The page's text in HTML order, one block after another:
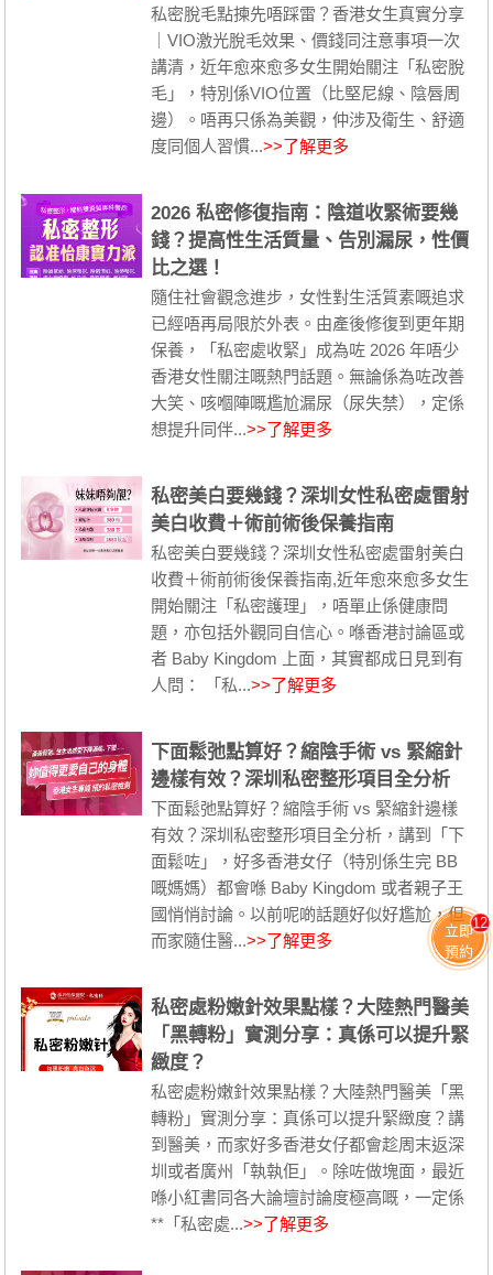
私密脫毛點揀先唔踩雷？香港女生真實分享
｜VIO激光脫毛效果、價錢同注意事項一次
講清，近年愈來愈多女生開始關注「私密脫
毛」，特別係VIO位置（比堅尼線、陰唇周
邊）。唔再只係為美觀，仲涉及衛生、舒適
度同個人習慣...>>了解更多
2026 私密修復指南：陰道收緊術要幾
錢？提高性生活質量、告別漏尿，性價
比之選！
隨住社會觀念進步，女性對生活質素嘅追求
已經唔再局限於外表。由產後修復到更年期
保養，「私密處收緊」成為咗 2026 年唔少
香港女性關注嘅熱門話題。無論係為咗改善
大笑、咳嗰陣嘅尷尬漏尿（尿失禁），定係
想提升同伴...>>了解更多
私密美白要幾錢？深圳女性私密處雷射
美白收費＋術前術後保養指南
私密美白要幾錢？深圳女性私密處雷射美白
收費＋術前術後保養指南,近年愈來愈多女生
開始關注「私密護理」，唔單止係健康問
題，亦包括外觀同自信心。喺香港討論區或
者 Baby Kingdom 上面，其實都成日見到有
人問： 「私...>>了解更多
下面鬆弛點算好？縮陰手術 vs 緊縮針
邊樣有效？深圳私密整形項目全分析
下面鬆弛點算好？縮陰手術 vs 緊縮針邊樣
有效？深圳私密整形項目全分析，講到「下
面鬆咗」，好多香港女仔（特別係生完 BB
嘅媽媽）都會喺 Baby Kingdom 或者親子王
國悄悄討論。以前呢啲話題好似好尷尬，但
而家隨住醫...>>了解更多
私密處粉嫩針效果點樣？大陸熱門醫美
「黑轉粉」實測分享：真係可以提升緊
緻度？
私密處粉嫩針效果點樣？大陸熱門醫美「黑
轉粉」實測分享：真係可以提升緊緻度？講
到醫美，而家好多香港女仔都會趁周末返深
圳或者廣州「執執佢」。除咗做塊面，最近
喺小紅書同各大論壇討論度極高嘅，一定係
**「私密處...>>了解更多
立即
預約
12